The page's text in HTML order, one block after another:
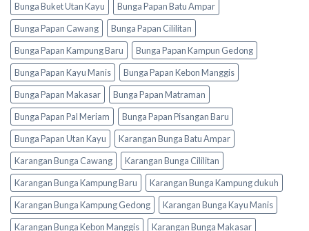
Bunga Buket Utan Kayu
Bunga Papan Batu Ampar
Bunga Papan Cawang
Bunga Papan Cililitan
Bunga Papan Kampung Baru
Bunga Papan Kampun Gedong
Bunga Papan Kayu Manis
Bunga Papan Kebon Manggis
Bunga Papan Makasar
Bunga Papan Matraman
Bunga Papan Pal Meriam
Bunga Papan Pisangan Baru
Bunga Papan Utan Kayu
Karangan Bunga Batu Ampar
Karangan Bunga Cawang
Karangan Bunga Cililitan
Karangan Bunga Kampung Baru
Karangan Bunga Kampung dukuh
Karangan Bunga Kampung Gedong
Karangan Bunga Kayu Manis
Karangan Bunga Kebon Manggis
Karangan Bunga Makasar